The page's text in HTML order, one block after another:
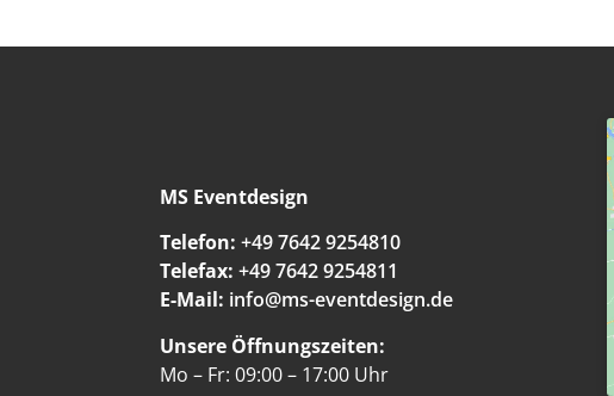
MS Eventdesign
Telefon: +49 7642 9254810
Telefax: +49 7642 9254811
E-Mail: info@ms-eventdesign.de
Unsere Öffnungszeiten:
Mo – Fr: 09:00 – 17:00 Uhr